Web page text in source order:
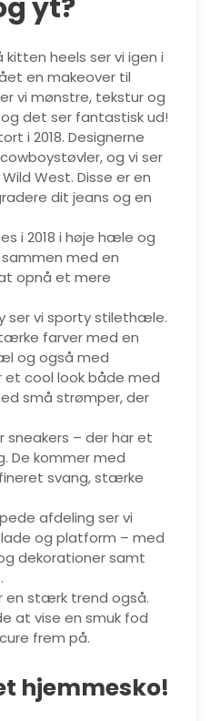
yt?
heels ser vi igen i
en makeover til
vi mønstre, tekstur og
det ser fantastisk ud!
i 2018. Designerne
og vi ser
West. Disse er en
dit jeans og en
i 2018 i høje hæle og
med en
opnå et mere
ser vi sporty stilethæle.
farver med en
og også med
et cool look både med
små strømper, der
sneakers – der har et
De kommer med
svang, stærke
afdeling ser vi
og platform – med
dekorationer samt
en stærk trend også.
at vise en smuk fod
frem på.
hjemmesko!